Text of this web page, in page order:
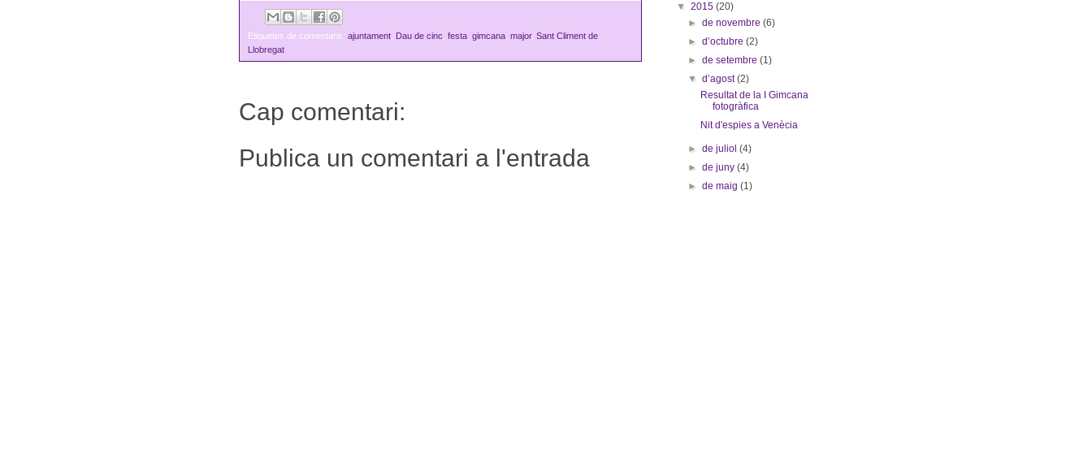
Etiquetes de comentaris: ajuntament Dau de cinc festa gimcana major, Sant Climent de
Llobregat
Cap comentari:
Publica un comentari a l'entrada
▼ 2015 (20)
►de novembre(6)
►d’octubre(2)
►de setembre(1)
▼d’agost(2)
Resultat de la I Gimcana
fotogràfica
Nit d'espies a Venècia
►de juliol(4)
►de juny(4)
►de maig(1)